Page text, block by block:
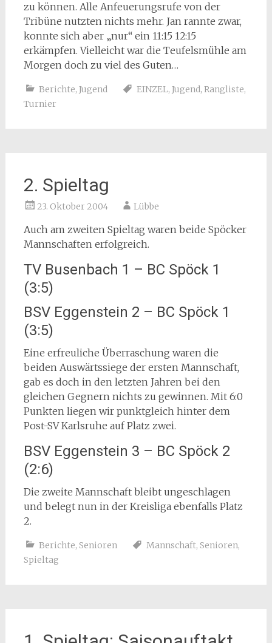
zu können. Alle Anfeuerungsrufe von der
Tribüne nutzten nichts mehr. Jan rannte zwar,
konnte sich aber „nur“ ein 11:15 12:15
erkämpfen. Vielleicht war die Teufelsmühle am
Morgen doch zu viel des Guten…
Berichte, Jugend EINZEL, Jugend, Rangliste,
Turnier
2. Spieltag
23. Oktober 2004 Lübbe
Auch am zweiten Spieltag waren beide Spöcker
Mannschaften erfolgreich.
TV Busenbach 1 – BC Spöck 1
(3:5)
BSV Eggenstein 2 – BC Spöck 1
(3:5)
Eine erfreuliche Überraschung waren die
beiden Auswärtssiege der ersten Mannschaft,
gab es doch in den letzten Jahren bei den
gleichen Gegnern nichts zu gewinnen. Mit 6:0
Punkten liegen wir punktgleich hinter dem
Post-SV Karlsruhe auf Platz zwei.
BSV Eggenstein 3 – BC Spöck 2
(2:6)
Die zweite Mannschaft bleibt ungeschlagen
und belegt nun in der Kreisliga ebenfalls Platz
2.
Berichte, Senioren Mannschaft, Senioren,
Spieltag